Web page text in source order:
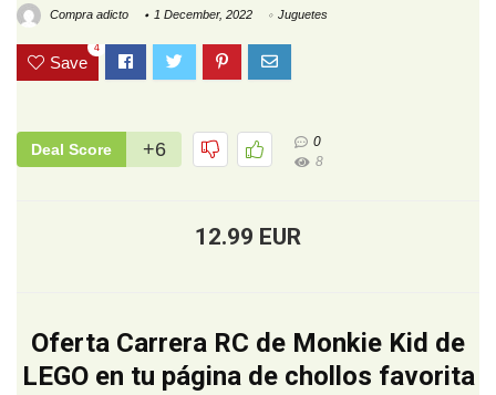
Compra adicto 1 December, 2022 Juguetes
Save
4
Deal Score +6
0
8
12.99 EUR
Oferta Carrera RC de Monkie Kid de
LEGO en tu página de chollos favorita